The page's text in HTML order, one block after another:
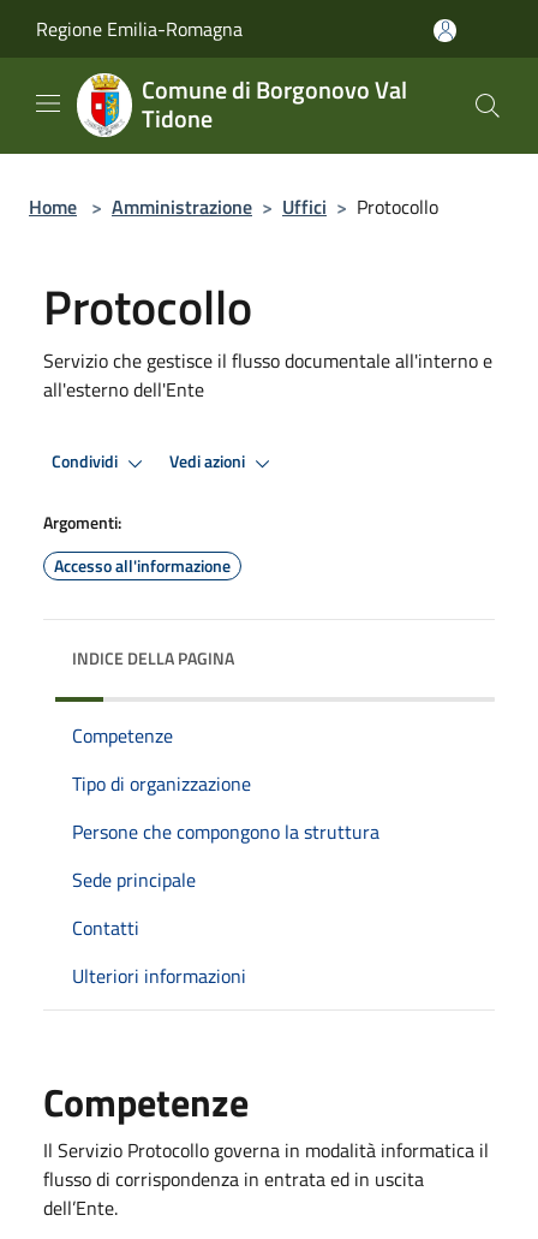
Regione Emilia-Romagna
Comune di Borgonovo Val
Tidone
Home > Amministrazione > Uffici > Protocollo
Protocollo
Servizio che gestisce il flusso documentale all'interno e
all'esterno dell'Ente
Condividi Vedi azioni
Argomenti:
Accesso all'informazione
INDICE DELLA PAGINA
Competenze
Tipo di organizzazione
Persone che compongono la struttura
Sede principale
Contatti
Ulteriori informazioni
Competenze
Il Servizio Protocollo governa in modalità informatica il
flusso di corrispondenza in entrata ed in uscita
dell’Ente.